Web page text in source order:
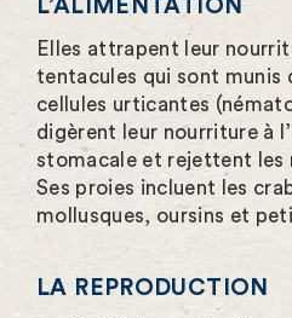
L’ALIMENTATION
Elles attrapent leur
tentacules qui sont munis
cellules urticantes
digèrent leur nourriture à
stomacale et rejettent les
Ses proies incluent les
mollusques, oursins et
LA REPRODUCTION